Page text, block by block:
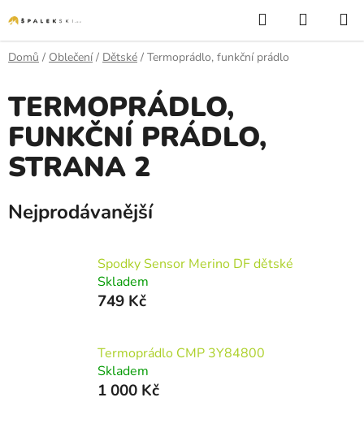
Hledat
Domů / Oblečení / Dětské / Termoprádlo, funkční prádlo
TERMOPRÁDLO,
FUNKČNÍ PRÁDLO,
STRANA 2
Nejprodávanější
Spodky Sensor Merino DF dětské
Skladem
749 Kč
Termoprádlo CMP 3Y84800
Skladem
1 000 Kč